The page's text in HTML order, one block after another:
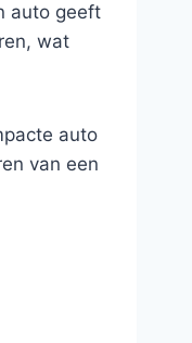
auto geeft
wat
auto
van een